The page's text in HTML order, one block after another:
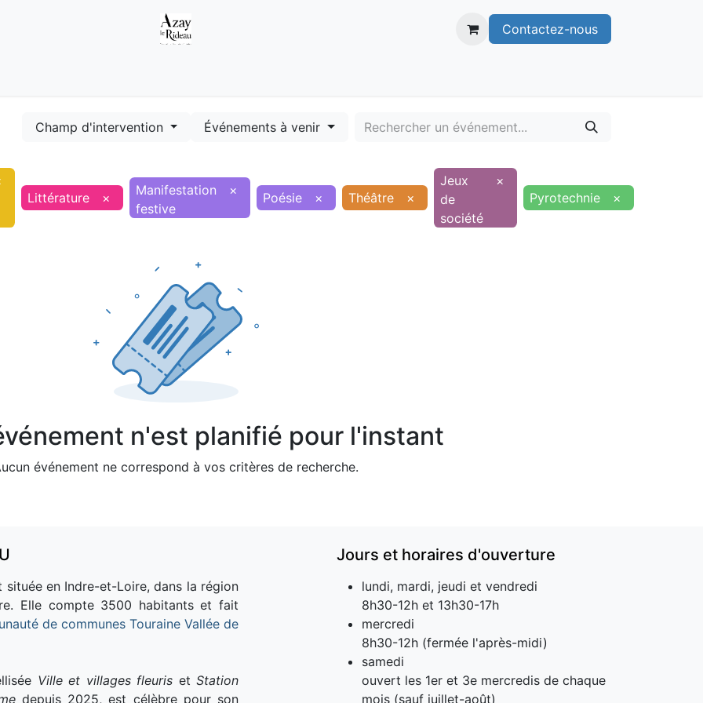
Contactez-nous
Champ d'intervention Événements à venir
Littérature
×
Manifestation
festive
× Poésie × Théâtre ×
Jeux
de
société
×
Pyrotechnie
×
n'est planifié pour l'instant
événement ne correspond à vos critères de recherche.
située en Indre-et-Loire, dans la région
Elle compte 3500 habitants et fait
de communes Touraine Vallée de
Ville et villages fleuris et Station
depuis 2025, est célèbre pour son
Jours et horaires d'ouverture
lundi, mardi, jeudi et vendredi
8h30-12h et 13h30-17h
mercredi
8h30-12h (fermée l'après-midi)
samedi
ouvert les 1er et 3e mercredis de chaque
mois (sauf juillet-août)